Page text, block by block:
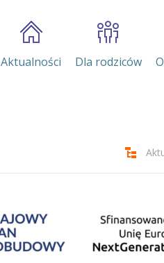
Aktualności Dla rodziców